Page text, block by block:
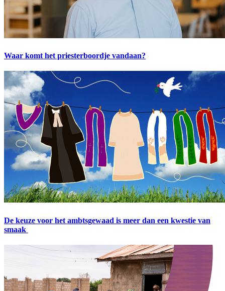
Waar komt het priesterboordje vandaan?
De keuze voor het ambtsgewaad is meer dan een kwestie van
smaak